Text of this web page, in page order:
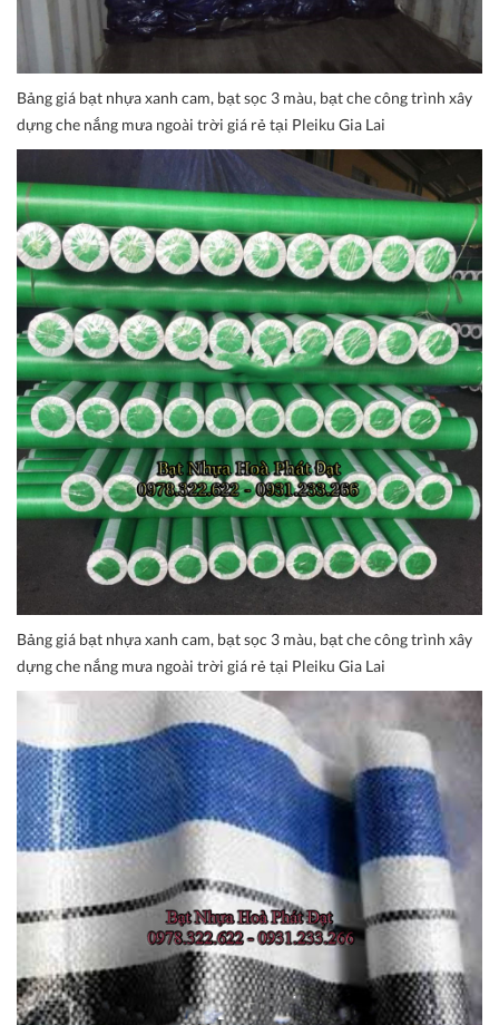
Bảng giá bạt nhựa xanh cam, bạt sọc 3 màu, bạt che công trình xây
dựng che nắng mưa ngoài trời giá rẻ tại Pleiku Gia Lai
Bảng giá bạt nhựa xanh cam, bạt sọc 3 màu, bạt che công trình xây
dựng che nắng mưa ngoài trời giá rẻ tại Pleiku Gia Lai